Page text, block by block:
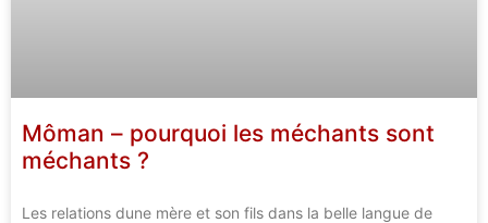
Môman – pourquoi les méchants sont
méchants ?
Les relations dune mère et son fils dans la belle langue de